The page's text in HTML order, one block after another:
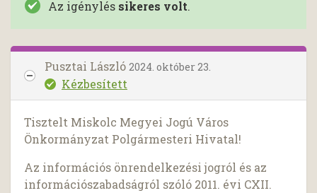
Az igénylés sikeres volt.
Pusztai László 2024. október 23.
Kézbesített
Tisztelt Miskolc Megyei Jogú Város
Önkormányzat Polgármesteri Hivatal!
Az információs önrendelkezési jogról és az
információszabadságról szóló 2011. évi CXII.